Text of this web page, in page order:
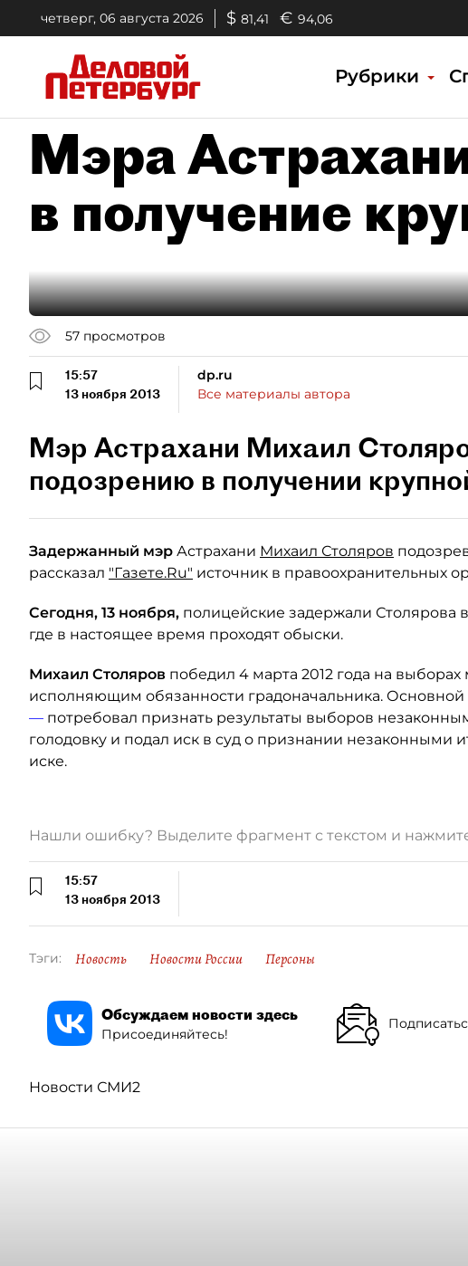
четверг, 06 августа 2026 $ 81,41 € 94,06
Рубрики
Мэра
в получение
57 просмотров
15:57
13 ноября 2013
dp.ru
Все материалы автора
Мэр Астрахани Михаил
подозрению в получении
Задержанный мэр Астрахани Михаил Столяров
рассказал "Газете.Ru" источник в правоохранительных
Сегодня, 13 ноября, полицейские задержали Столярова
где в настоящее время проходят обыски.
Михаил Столяров победил 4 марта 2012 года на
исполняющим обязанности градоначальника.
— потребовал признать результаты выборов
голодовку и подал иск в суд о признании незаконными
иске.
Нашли ошибку? Выделите фрагмент с текстом и
15:57
13 ноября 2013
Тэги: Новость Новости России Персоны
Обсуждаем новости здесь
Присоединяйтесь!
Новости СМИ2